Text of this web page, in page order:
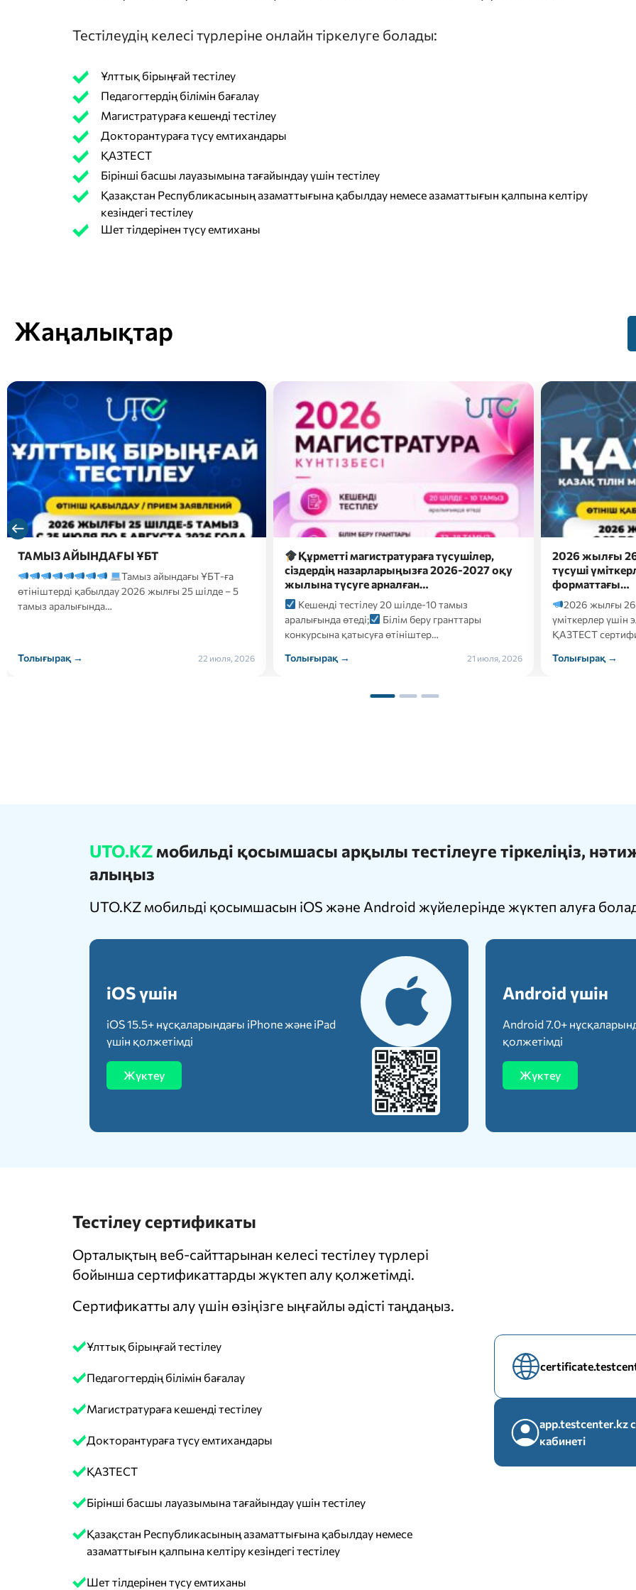
Тестілеудің келесі түрлеріне онлайн тіркелуге болады:
Ұлттық бірыңғай тестілеу
Педагогтердің білімін бағалау
Магистратураға кешенді тестілеу
Докторантураға түсу емтихандары
ҚАЗТЕСТ
Бірінші басшы лауазымына тағайындау үшін тестілеу
Қазақстан Республикасының азаматтығына қабылдау немесе азаматтығын қалпына келтіру
кезіндегі тестілеу
Шет тілдерінен түсу емтиханы
Жаңалықтар
Құрметті магистратураға түсушілер,
сіздердің назарларыңызға 2026-2027 оқу
жылына түсуге арналған…
Кешенді тестілеу 20 шілде-10 тамыз
Толығырақ →
21 июля, 2026
2026 жылғы 26 шілдеде докторантураға
түсуші үміткерлер үшін электронды
форматтағы…
2026 жылғы 26 шілдеде докторантураға түсуші
үміткерлер үшін электронды форматтағы
ҚАЗТЕСТ сертификаттық тестілеуі келесі…
Толығырақ →
21 июля, 2026
Сәлем,
Болашақ
ба?
Онда
кәсіби бағдарлау
Толығырақ →
UTO.KZ мобильді қосымшасы арқылы тестілеуге тіркеліңіз,
алыңыз
UTO.KZ мобильді қосымшасын iOS және Android жүйелерінде жүктеп алуға
iOS үшін
iOS 15.5+ нұсқаларындағы iPhone және iPad
үшін қолжетімді
Жүктеу
Android үшін
Android 7.0+
қолжетімді
Жүктеу
Тестілеу сертификаты
Орталықтың веб-сайттарынан келесі тестілеу түрлері
бойынша сертификаттарды жүктеп алу қолжетімді.
Сертификатты алу үшін өзіңізге ыңғайлы әдісті таңдаңыз.
Ұлттық бірыңғай тестілеу
Педагогтердің білімін бағалау
Магистратураға кешенді тестілеу
Докторантураға түсу емтихандары
ҚАЗТЕСТ
Бірінші басшы лауазымына тағайындау үшін тестілеу
Қазақстан Республикасының азаматтығына қабылдау немесе
азаматтығын қалпына келтіру кезіндегі тестілеу
Шет тілдерінен түсу емтиханы
app.testcenter.kz
кабинеті